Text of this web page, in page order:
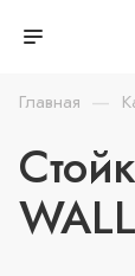
Главная —
WALL